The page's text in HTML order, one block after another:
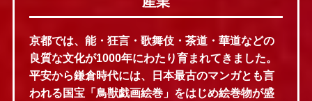
京都では、能・狂言・歌舞伎・茶道・華道などの
良質な文化が1000年にわたり育まれてきました。
平安から鎌倉時代には、日本最古のマンガとも言
われる国宝「鳥獣戯画絵巻」をはじめ絵巻物が盛